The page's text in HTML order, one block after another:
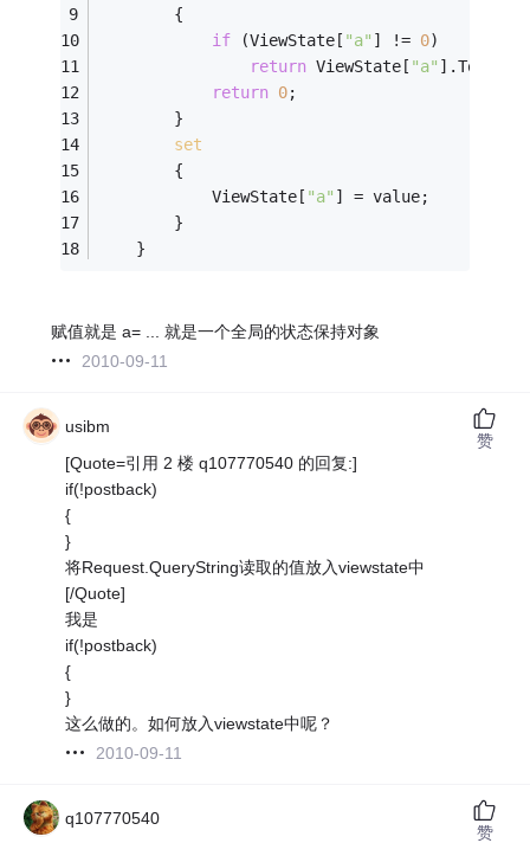
        {
if (ViewState[ "a" ] != 0)
return ViewState[ "a"
return 0;
        }
set
        {
            ViewState[
"a" ] = value;
        }
    }
赋值就是 a= ... 就是一个全局的状态保持对象
2010-09-11
usibm
[Quote=引用 2 楼 q107770540 的回复:]
if(!postback)
{
}
将Request.QueryString读取的值放入viewstate中
[/Quote]
我是
if(!postback)
{
}
这么做的。如何放入viewstate中呢？
2010-09-11
赞
q107770540
赞